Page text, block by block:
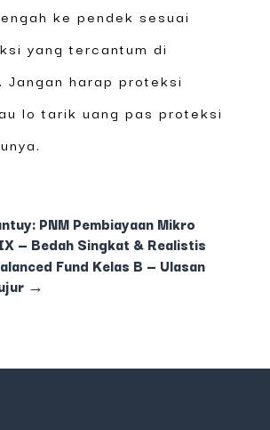
ke pendek sesuai
yang tercantum di
Jangan harap proteksi
lo tarik uang pas proteksi
PNM Pembiayaan Mikro
— Bedah Singkat & Realistis
Fund Kelas B — Ulasan
→